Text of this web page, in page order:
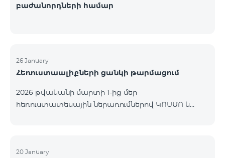
բաժանորդների համար
26 January
Հեռուստաալիքների ցանկի թարմացում
2026 թվականի մարտի 1-ից մեր
հեռուստատեսային ներառումներով ԿՈՍՄՈ և
մուլտիպլեքս հեռուստաալիքները հասանելի
20 January